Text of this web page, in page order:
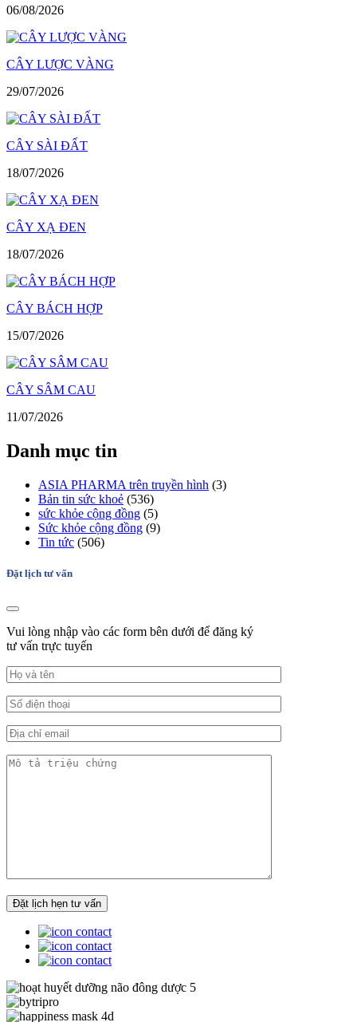
06/08/2026
CÂY LƯỢC VÀNG
29/07/2026
CÂY SÀI ĐẤT
18/07/2026
CÂY XẠ ĐEN
18/07/2026
CÂY BÁCH HỢP
15/07/2026
CÂY SÂM CAU
11/07/2026
Danh mục tin
ASIA PHARMA trên truyền hình (3)
Bản tin sức khoẻ (536)
sức khỏe cộng đồng (5)
Sức khỏe cộng đồng (9)
Tin tức (506)
Đặt lịch tư vấn
Vui lòng nhập vào các form bên dưới để đăng ký
tư vấn trực tuyến